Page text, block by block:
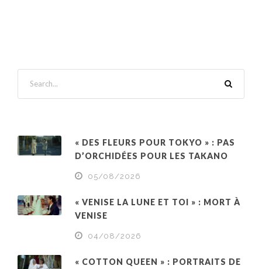
« DES FLEURS POUR TOKYO » : PAS
D’ORCHIDÉES POUR LES TAKANO
05/08/2026
« VENISE LA LUNE ET TOI » : MORT À
VENISE
04/08/2026
« COTTON QUEEN » : PORTRAITS DE